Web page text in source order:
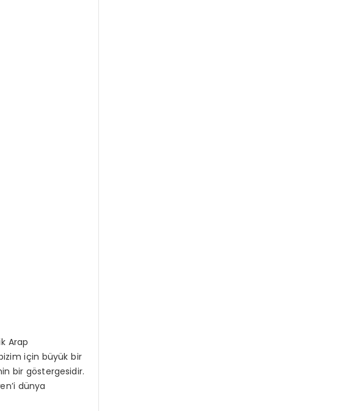
Arap
bizim için büyük bir
bir göstergesidir.
dünya